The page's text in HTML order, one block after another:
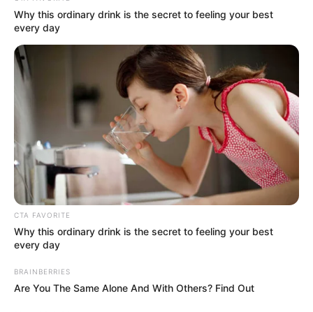
Agama: Katolik
Profesi: Dosen, Penulis
Hobi: –
Facebook: –
@Rhenald_Kasali
Instagram: @rhenald.kasali
TikTok: –
YouTube: RhenaldKasaliOfficial
Tinggi, Berat & Penampilan Fisik
Tinggi Badan: –
Berat Badan: –
Why this ordinary drink is the secret to feeling your best
every day
CTA FAVORITE
Why this ordinary drink is the secret to feeling your best
every day
BRAINBERRIES
Are You The Same Alone And With Others? Find Out